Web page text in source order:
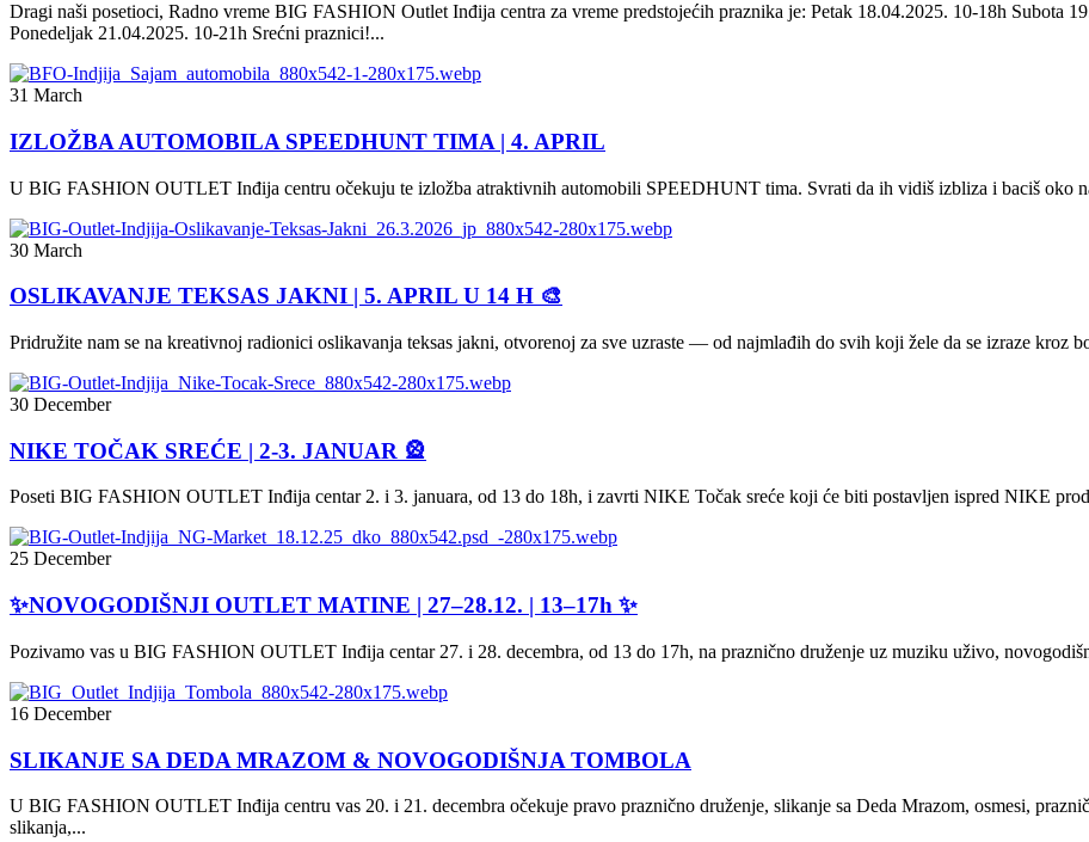
Dragi naši posetioci, Radno vreme BIG FASHION Outlet Inđija centra za vreme predstojećih praznika je: Petak 18.04.2025. 10-18h Subota
Ponedeljak 21.04.2025. 10-21h Srećni praznici!...
31 March
IZLOŽBA AUTOMOBILA SPEEDHUNT TIMA | 4. APRIL
U BIG FASHION OUTLET Inđija centru očekuju te izložba atraktivnih automobili SPEEDHUNT tima. Svrati da ih vidiš izbliza i baciš
30 March
OSLIKAVANJE TEKSAS JAKNI | 5. APRIL U 14 H 🎨
Pridružite nam se na kreativnoj radionici oslikavanja teksas jakni, otvorenoj za sve uzraste — od najmlađih do svih koji žele da se izraze kroz
30 December
NIKE TOČAK SREĆE | 2-3. JANUAR 🎡
Poseti BIG FASHION OUTLET Inđija centar 2. i 3. januara, od 13 do 18h, i zavrti NIKE Točak sreće koji će biti postavljen ispred NIKE
25 December
✨NOVOGODIŠNJI OUTLET MATINE | 27–28.12. | 13–17h ✨
Pozivamo vas u BIG FASHION OUTLET Inđija centar 27. i 28. decembra, od 13 do 17h, na praznično druženje uz muziku uživo,
16 December
SLIKANJE SA DEDA MRAZOM & NOVOGODIŠNJA TOMBOLA
U BIG FASHION OUTLET Inđija centru vas 20. i 21. decembra očekuje pravo praznično druženje, slikanje sa Deda Mrazom, osmesi,
slikanja,...